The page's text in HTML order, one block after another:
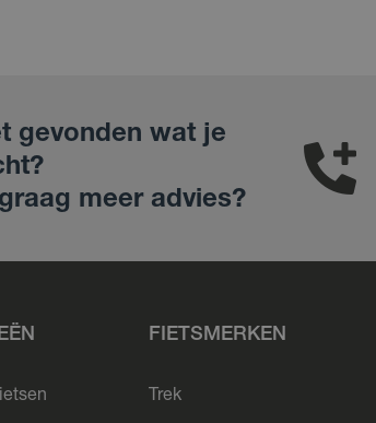
gevonden wat je
meer advies?
FIETSMERKEN
Trek